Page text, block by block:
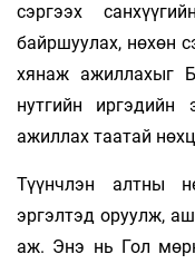
сэргээх
байршуулах, нөхөн
хянаж ажиллахыг
нутгийн иргэдийн
ажиллах таатай
Түүнчлэн алтны
эргэлтэд оруулж,
аж. Энэ нь Гол